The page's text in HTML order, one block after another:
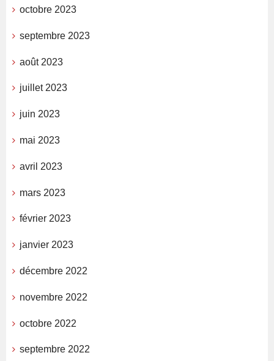
octobre 2023
septembre 2023
août 2023
juillet 2023
juin 2023
mai 2023
avril 2023
mars 2023
février 2023
janvier 2023
décembre 2022
novembre 2022
octobre 2022
septembre 2022